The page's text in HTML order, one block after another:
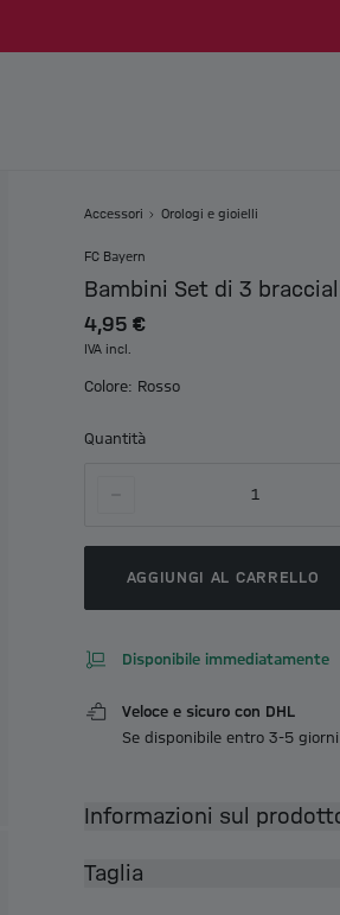
Accessori Orologi e gioielli
FC Bayern
Bambini Set di 3
4,95 €
IVA incl.
Colore: Rosso
Quantità
1
AGGIUNGI AL CARRELLO
Disponibile immediatamente
Veloce e sicuro con DHL
Se disponibile entro 3-5
Informazioni sul
Taglia